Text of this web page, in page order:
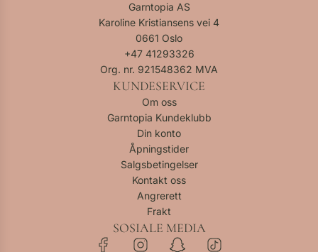
Garntopia AS
Karoline Kristiansens vei 4
0661 Oslo
+47 41293326
Org. nr. 921548362 MVA
KUNDESERVICE
Om oss
Garntopia Kundeklubb
Din konto
Åpningstider
Salgsbetingelser
Kontakt oss
Angrerett
Frakt
SOSIALE MEDIA